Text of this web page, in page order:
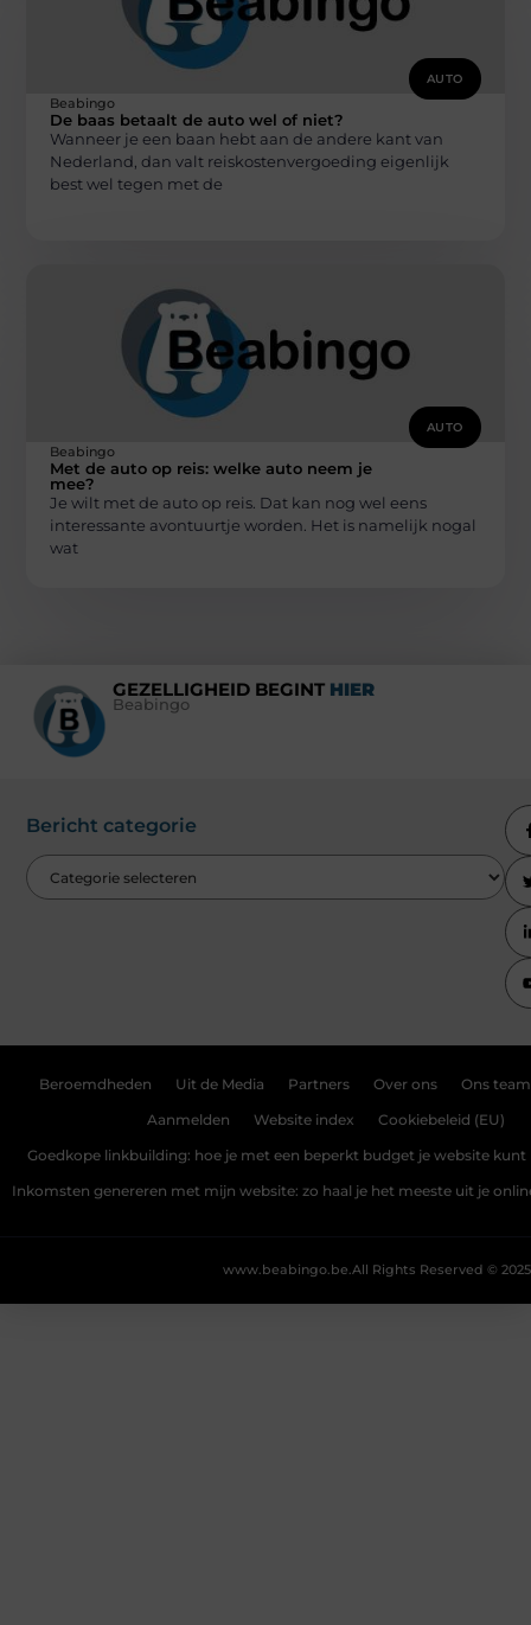
AUTO
Beabingo
De baas betaalt de auto wel of niet?
Wanneer je een baan hebt aan de andere kant van
Nederland, dan valt reiskostenvergoeding eigenlijk
best wel tegen met de
AUTO
Beabingo
Met de auto op reis: welke auto neem je
mee?
Je wilt met de auto op reis. Dat kan nog wel eens
interessante avontuurtje worden. Het is namelijk nogal
wat
GEZELLIGHEID BEGINT HIER
Beabingo
Bericht categorie
Beroemdheden Uit de Media Partners Over ons Ons team
Aanmelden Website index Cookiebeleid (EU)
Goedkope linkbuilding: hoe je met een beperkt budget je website kunt
Inkomsten genereren met mijn website: zo haal je het meeste uit je
All Rights Reserved © 2025
www.beabingo.be.